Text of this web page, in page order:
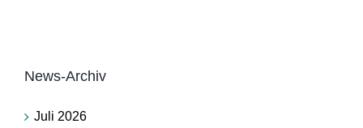
News-Archiv
Juli 2026